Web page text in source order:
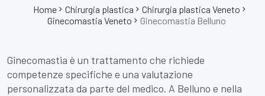
Home Chirurgia plastica
Chirurgia plastica Veneto
Ginecomastia Veneto
Ginecomastia Belluno
Ginecomastia è un trattamento che richiede
competenze specifiche e una valutazione
personalizzata da parte del medico. A Belluno e nella